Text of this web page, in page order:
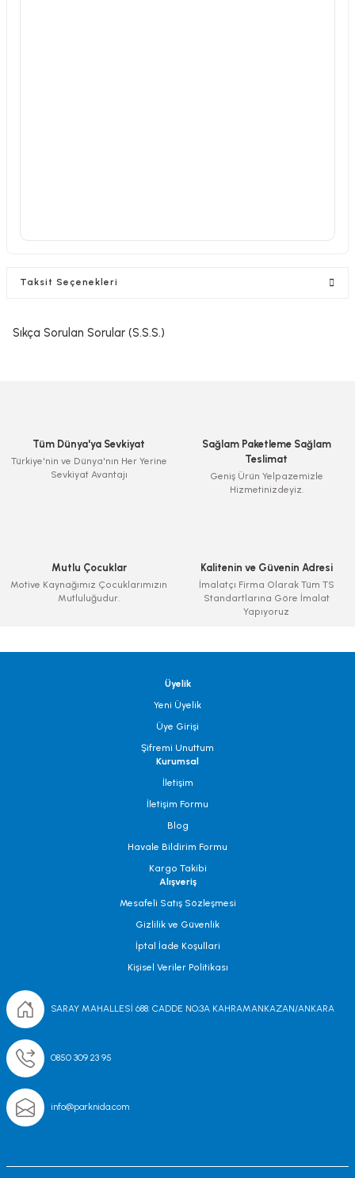
Taksit Seçenekleri
Sıkça Sorulan Sorular (S.S.S.)
Tüm Dünya'ya Sevkiyat
Türkiye'nin ve Dünya'nın Her Yerine
Sevkiyat Avantajı
Sağlam Paketleme Sağlam
Teslimat
Geniş Ürün Yelpazemizle
Hizmetinizdeyiz.
Mutlu Çocuklar
Motive Kaynağımız Çocuklarımızın
Mutluluğudur.
Kalitenin ve Güvenin Adresi
İmalatçı Firma Olarak Tüm TS
Standartlarına Göre İmalat
Yapıyoruz
Üyelik
Yeni Üyelik
Üye Girişi
Şifremi Unuttum
Kurumsal
İletişim
İletişim Formu
Blog
Havale Bildirim Formu
Kargo Takibi
Alışveriş
Mesafeli Satış Sözleşmesi
Gizlilik ve Güvenlik
İptal İade Koşullari
Kişisel Veriler Politikası
SARAY MAHALLESİ 688. CADDE NO;3A KAHRAMANKAZAN/ANKARA
0850 309 23 95
info@parknida.com